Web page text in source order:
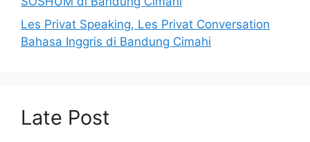
Les Privat Speaking, Les Privat Conversation
Bahasa Inggris di Bandung Cimahi
Late Post